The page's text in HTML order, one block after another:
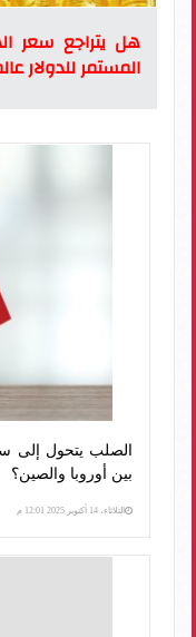
هل يتراجع سعر
المستمر للدولار
الصلب يتحول إلى
بين أوروبا والصين؟
الثلاثاء، 14 أكتوبر 2025 12:01 م